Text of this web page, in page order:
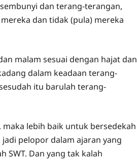
dan terang-terangan,
dan tidak (pula) mereka
malam sesuai dengan hajat dan
dalam keadaan terang-
itu barulah terang-
lebih baik untuk bersedekah
pelopor dalam ajaran yang
SWT. Dan yang tak kalah